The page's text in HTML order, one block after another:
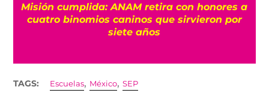
Misión cumplida: ANAM retira con honores a
cuatro binomios caninos que sirvieron por
siete años
TAGS: Escuelas, México,SEP